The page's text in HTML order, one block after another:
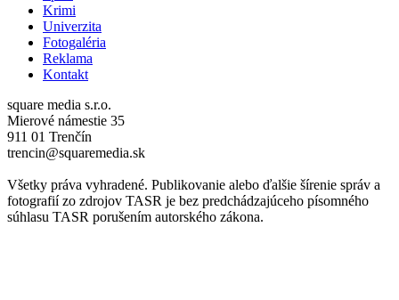
Krimi
Univerzita
Fotogaléria
Reklama
Kontakt
square media s.r.o.
Mierové námestie 35
911 01 Trenčín
trencin@squaremedia.sk
Všetky práva vyhradené. Publikovanie alebo ďalšie šírenie správ a
fotografií zo zdrojov TASR je bez predchádzajúceho písomného
súhlasu TASR porušením autorského zákona.